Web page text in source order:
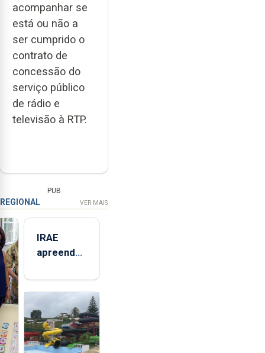
acompanhar se
está ou não a
ser cumprido o
contrato de
concessão do
serviço público
de rádio e
televisão à RTP.
PUB
REGIONAL VER MAIS
IRAE
apreendeu
toneladas
de
alimentos
entre
2021 e